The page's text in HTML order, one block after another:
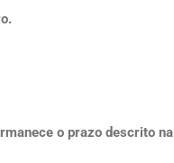
o prazo descrito na